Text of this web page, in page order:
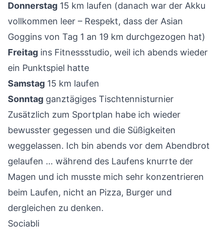
Donnerstag 15 km laufen (danach war der Akku
vollkommen leer – Respekt, dass der Asian
Goggins von Tag 1 an 19 km durchgezogen hat)
Freitag ins Fitnessstudio, weil ich abends wieder
ein Punktspiel hatte
Samstag 15 km laufen
Sonntag ganztägiges Tischtennisturnier
Zusätzlich zum Sportplan habe ich wieder
bewusster gegessen und die Süßigkeiten
weggelassen. Ich bin abends vor dem Abendbrot
gelaufen … während des Laufens knurrte der
Magen und ich musste mich sehr konzentrieren
beim Laufen, nicht an Pizza, Burger und
dergleichen zu denken.
Sociabli